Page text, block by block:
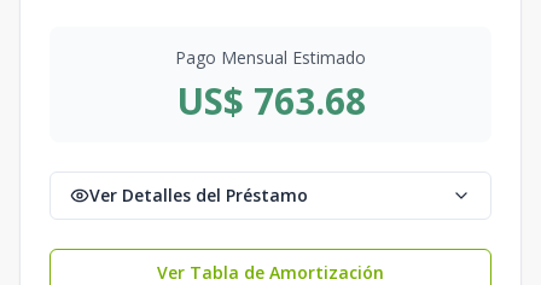
Pago Mensual Estimado
US$ 763.68
Ver Detalles del Préstamo
Ver Tabla de Amortización